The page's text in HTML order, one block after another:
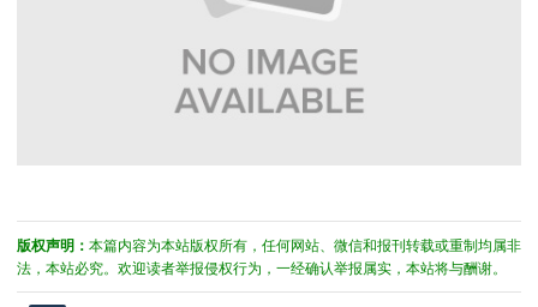
版权声明： 本篇内容为本站版权所有，任何网站、微信和报刊转载或重制均属非
法，本站必究。欢迎读者举报侵权行为，一经确认举报属实，本站将与酬谢。